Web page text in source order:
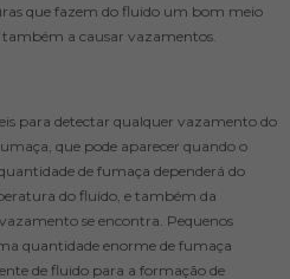
que fazem do fluido um bom meio
a causar vazamentos.
para detectar qualquer vazamento do
que pode aparecer quando o
de fumaça dependerá do
do fluido, e também da
se encontra. Pequenos
quantidade enorme de fumaça
de fluido para a formação de